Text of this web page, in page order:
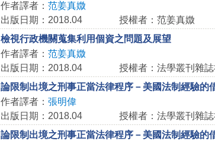
作者譯者： 范姜真媺
出版日期：2018.04
授權者：范姜真媺
檢視行政機關蒐集利用個資之問題及展望
作者譯者： 范姜真媺
出版日期：2018.04
授權者：法學叢刊雜誌
論限制出境之刑事正當法律程序－美國法制經驗的
作者譯者： 張明偉
出版日期：2018.04
授權者：法學叢刊雜誌
論限制出境之刑事正當法律程序－美國法制經驗的